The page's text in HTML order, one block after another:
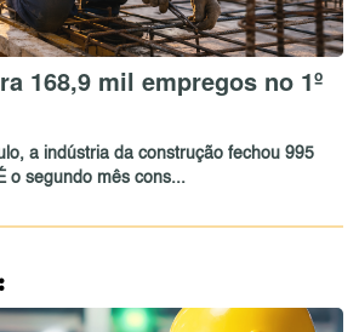
168,9 mil empregos no 1º
a indústria da construção fechou 995
o segundo mês cons...